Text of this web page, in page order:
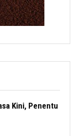
Kini, Penentu